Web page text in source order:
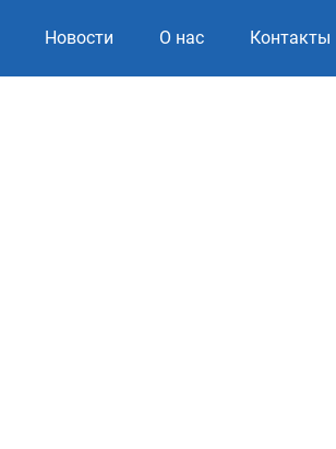
Новости О нас Контакты